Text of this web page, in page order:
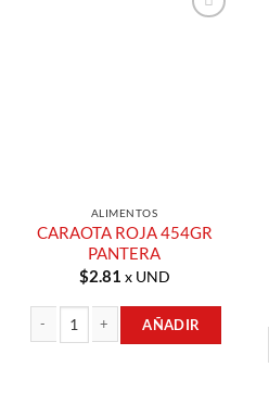
ALIMENTOS
CARAOTA ROJA 454GR
PANTERA
$2.81 x UND
AÑADIR